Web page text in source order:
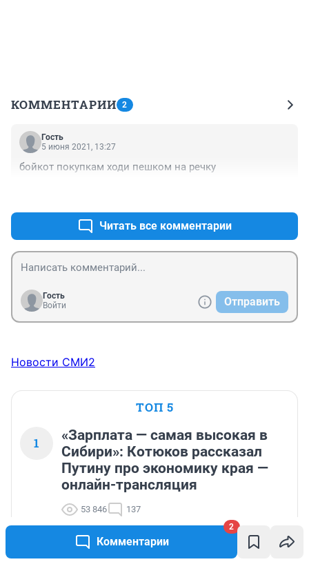
Комментарии
2
КОММЕНТАРИИ 2
Гость
5 июня 2021, 13:27
бойкот покупкам ходи пешком на речку
Читать все комментарии
Гость
Войти
Отправить
Новости СМИ2
ТОП 5
1
«Зарплата — самая высокая в
Сибири»: Котюков рассказал
Путину про экономику края —
онлайн-трансляция
53 846 137
2
«Люди же не глухие»: концерт Вани
Дмитриенко в «Лужниках» обернулся